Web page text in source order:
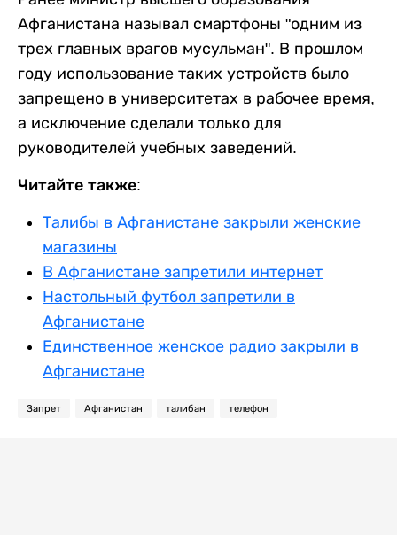
Афганистана называл смартфоны "одним из
трех главных врагов мусульман". В прошлом
году использование таких устройств было
запрещено в университетах в рабочее время,
а исключение сделали только для
руководителей учебных заведений.
Читайте также:
Талибы в Афганистане закрыли женские
магазины
В Афганистане запретили интернет
Настольный футбол запретили в
Афганистане
Единственное женское радио закрыли в
Афганистане
Запрет Афганистан талибан телефон